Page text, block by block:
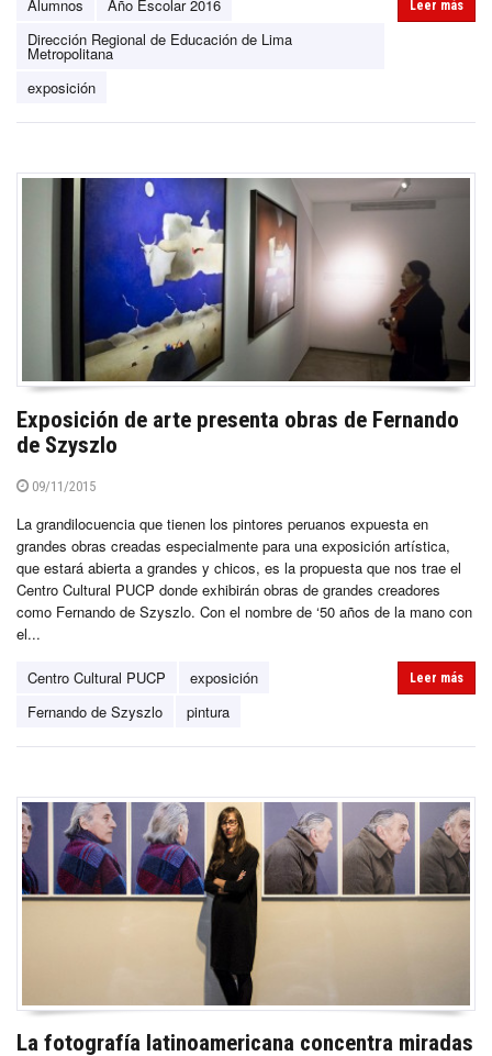
Alumnos
Año Escolar 2016
Dirección Regional de Educación de Lima
Metropolitana
exposición
Leer más
Exposición de arte presenta obras de Fernando
de Szyszlo
09/11/2015
La grandilocuencia que tienen los pintores peruanos expuesta en
grandes obras creadas especialmente para una exposición artística,
que estará abierta a grandes y chicos, es la propuesta que nos trae el
Centro Cultural PUCP donde exhibirán obras de grandes creadores
como Fernando de Szyszlo. Con el nombre de ‘50 años de la mano con
el...
Centro Cultural PUCP
exposición
Fernando de Szyszlo
pintura
Leer más
La fotografía latinoamericana concentra miradas